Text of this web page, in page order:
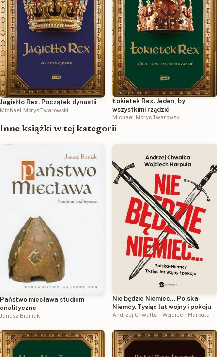
Jagiełło Rex. Początek dynastii
Michael Morys-Twarowski
Łokietek Rex. Jeden, by
wszystkimi rządzić
Michael Morys-Twarowski
Inne książki w tej kategorii
Państwo miecława studium
analityczne
Janusz Bieniak
Nie będzie Niemiec... Polska-
Niemcy. Tysiąc lat wojny i pokoju
Andrzej Chwalba , Wojciech Harpula